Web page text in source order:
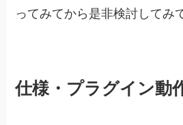
ってみてから是非検討してみ
仕様・プラグイン動